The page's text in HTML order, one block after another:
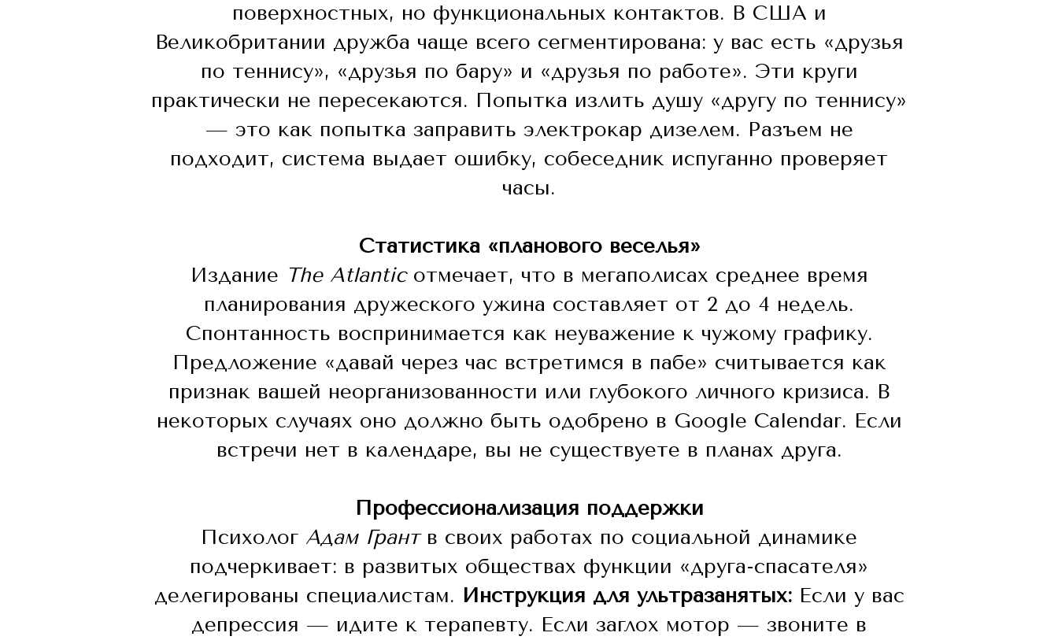
поверхностных, но функциональных контактов. В США и
Великобритании дружба чаще всего сегментирована: у вас есть «друзья
по теннису», «друзья по бару» и «друзья по работе». Эти круги
практически не пересекаются. Попытка излить душу «другу по теннису»
— это как попытка заправить электрокар дизелем. Разъем не
подходит, система выдает ошибку, собеседник испуганно проверяет
часы.
Статистика «планового веселья»
Издание The Atlanticотмечает, что в мегаполисах среднее время
планирования дружеского ужина составляет от 2 до 4 недель.
Спонтанность воспринимается как неуважение к чужому графику.
Предложение «давай через час встретимся в пабе» считывается как
признак вашей неорганизованности или глубокого личного кризиса. В
некоторых случаях оно должно быть одобрено в Google Calendar. Если
встречи нет в календаре, вы не существуете в планах друга.
Профессионализация поддержки
Психолог Адам Грантв своих работах по социальной динамике
подчеркивает: в развитых обществах функции «друга-спасателя»
делегированы специалистам. Инструкция для ультразанятых:Если у вас
депрессия — идите к терапевту. Если заглох мотор — звоните в